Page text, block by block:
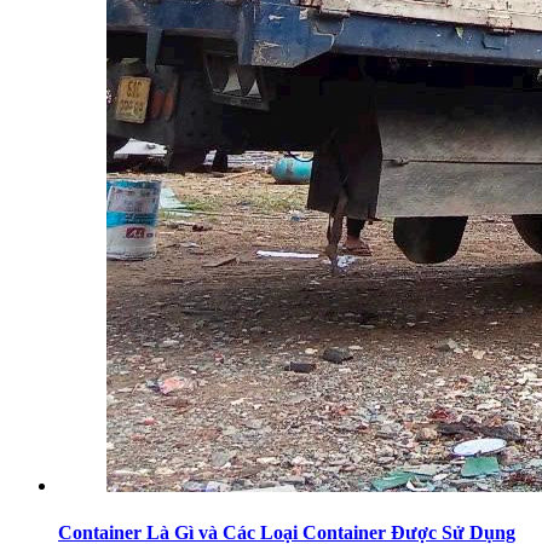
Container Là Gì và Các Loại Container Được Sử Dụng